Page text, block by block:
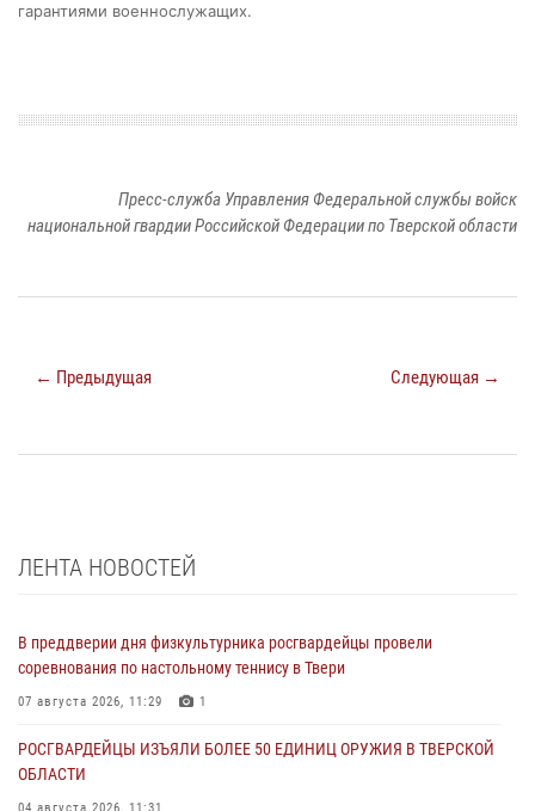
гарантиями военнослужащих.
Пресс-служба Управления Федеральной службы войск
национальной гвардии Российской Федерации по Тверской области
← Предыдущая Следующая →
ЛЕНТА НОВОСТЕЙ
В преддверии дня физкультурника росгвардейцы провели
соревнования по настольному теннису в Твери
07 августа 2026, 11:29 1
РОСГВАРДЕЙЦЫ ИЗЪЯЛИ БОЛЕЕ 50 ЕДИНИЦ ОРУЖИЯ В ТВЕРСКОЙ
ОБЛАСТИ